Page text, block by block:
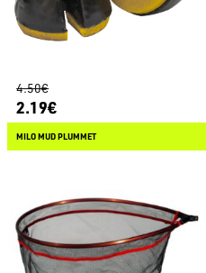
4.50€
2.19€
MILO MUD PLUMMET